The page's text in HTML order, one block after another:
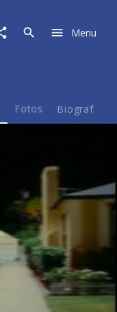
Menu
Fotos Biografie